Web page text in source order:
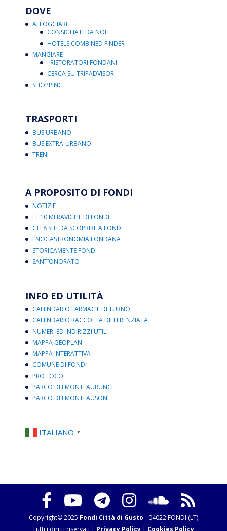
DOVE
ALLOGGIARE
CONSIGLIATI DA NOI
HOTELS COMBINED FINDER
MANGIARE
I RISTORATORI FONDANI
CERCA SU TRIPADVISOR
SHOPPING
TRASPORTI
BUS URBANO
BUS EXTRA-URBANO
TRENI
A PROPOSITO DI FONDI
NOTIZIE
LE 10 MERAVIGLIE DI FONDI
GLI 8 SITI DA SCOPRIRE A FONDI
ENOGASTRONOMIA FONDANA
STORICAMENTE FONDI
SANT’ONORATO
INFO ED UTILITÀ
CALENDARIO FARMACIE DI TURNO
CALENDARIO RACCOLTA DIFFERENZIATA
NUMERI ED INDIRIZZI UTILI
MAPPA GEOPLAN
MAPPA INTERATTIVA
COMUNE DI FONDI
PRO LOCO
PARCO DEI MONTI AURUNCI
PARCO DEI MONTI AUSONI
ITALIANO ▼
Copyright© 2025 Fondi Città di Gusto - 04022 FONDI (LT)